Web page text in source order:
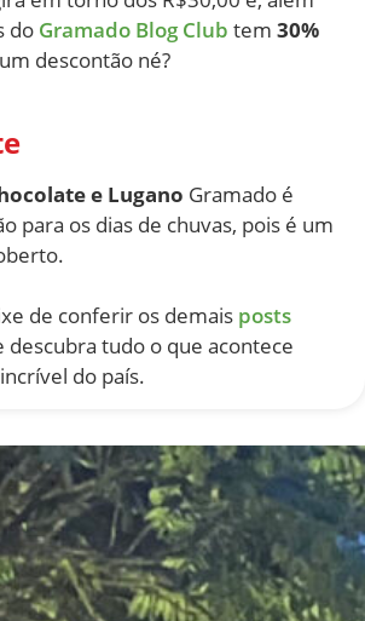
do Gramado Blog Club tem 30%
descontão né?
e Lugano Gramado é
para os dias de chuvas, pois é um
de conferir os demais posts
descubra tudo o que acontece
do país.